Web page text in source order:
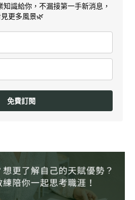
識給你，不漏接第一手新消息，
更多風景🌿
免費訂閱